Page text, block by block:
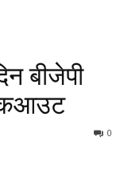
बीजेपी
0